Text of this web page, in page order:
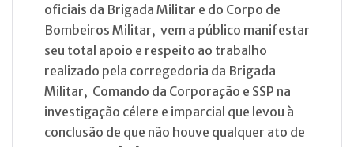
oficiais da Brigada Militar e do Corpo de
Bombeiros Militar, vem a público manifestar
seu total apoio e respeito ao trabalho
realizado pela corregedoria da Brigada
Militar, Comando da Corporação e SSP na
investigação célere e imparcial que levou à
conclusão de que não houve qualquer ato de